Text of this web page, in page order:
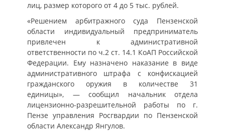
лиц, размер которого от 4 до 5 тыс. рублей.
«Решением арбитражного суда Пензенской
области индивидуальный предприниматель
привлечен к административной
ответственности по ч.2 ст. 14.1 КоАП Российской
Федерации. Ему назначено наказание в виде
административного штрафа с конфискацией
гражданского оружия в количестве 31
единицы», — сообщил начальник отдела
лицензионно-разрешительной работы по г.
Пензе управления Росгвардии по Пензенской
области Александр Янгулов.